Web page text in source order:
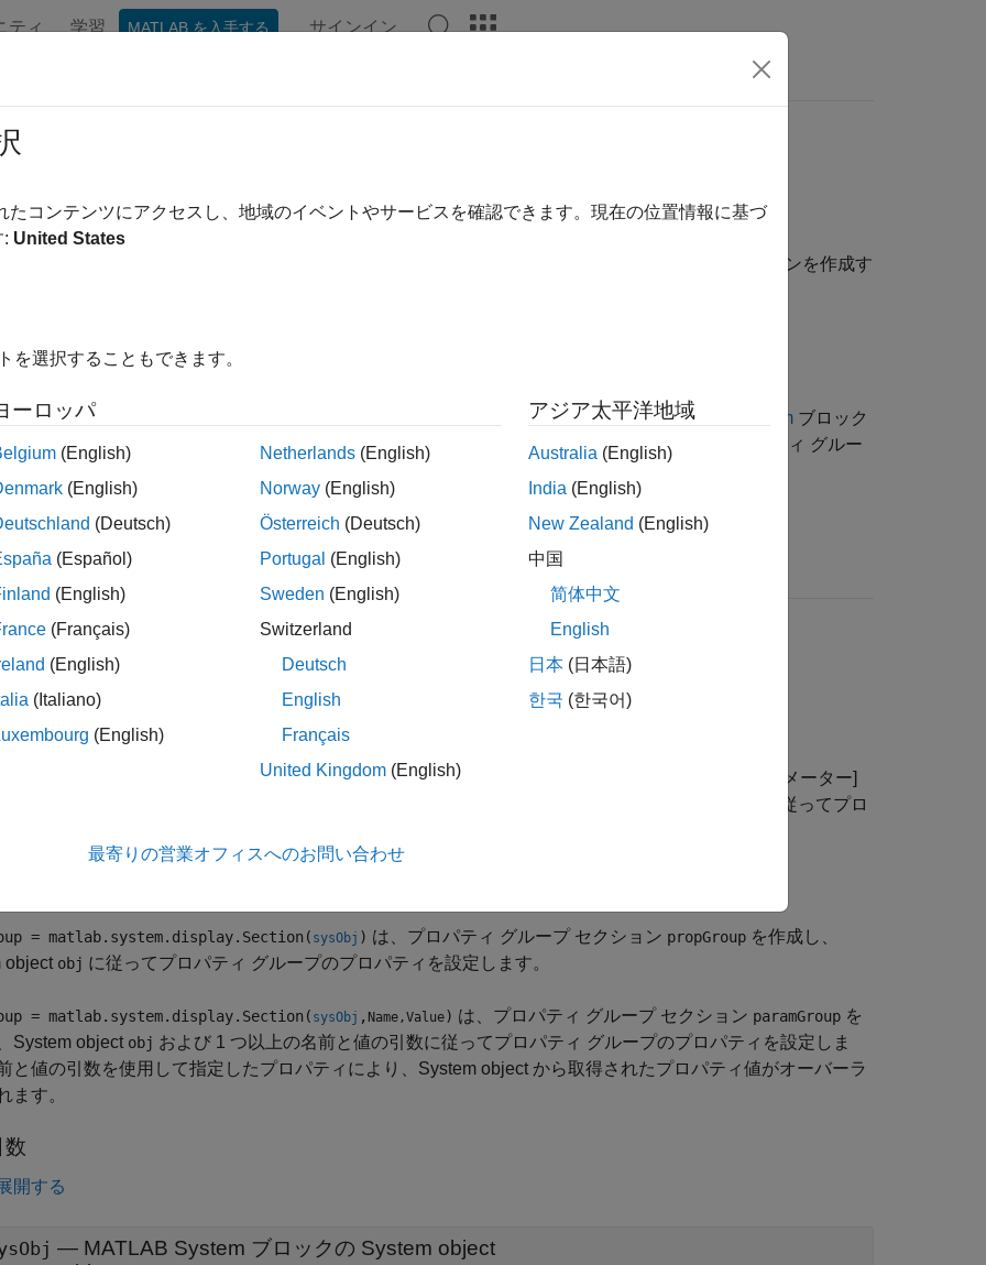
ティ 学習 MATLAB を入手する サインイン
クラス
:matlab.system.display
System ブロックの [ブロック パラメーター] ダイアログ ボックスでプロパティ グループ セクションを作成す
クラスを使用して、MATLAB System ブロック
ック パラメーター] ダイアログ ボックスにプロパティ グループ セクションを追加します。プロパティ グルー
属性
true
性の詳細については、 クラスの属性を参照してください。
= matlab.system.display.Section( Name,Value )は、MATLAB System
ブロックの [ブロック パラメーター]
を作成し、1 つ以上の名前と値の引数に従ってプロ
= matlab.system.display.Section( sysObj ) は、プロパティ グループ セクション propGroup を作成し、
object obj に従ってプロパティ グループのプロパティを設定します。
= matlab.system.display.Section( sysObj , Name,Value) は、プロパティ グループ セクション paramGroup を
System object obj および 1 つ以上の名前と値の引数に従ってプロパティ グループのプロパティを設定しま
と値の引数を使用して指定したプロパティにより、System object から取得されたプロパティ値がオーバーラ
ます。
数
開する
— MATLAB System ブロックの System object
たコンテンツにアクセスし、地域のイベントやサービスを確認できます。現在の位置情報に基づ
: United States
を選択することもできます。
ーロッパ
(English)
(English)
(Deutsch)
(Español)
(English)
(Français)
(English)
(Italiano)
(English)
Netherlands (English)
Norway (English)
Österreich (Deutsch)
Portugal (English)
Sweden (English)
Switzerland
Deutsch
English
Français
United Kingdom (English)
アジア太平洋地域
Australia (English)
India (English)
New Zealand (English)
中国
简体中文
English
日本 (日本語)
한국 (한국어)
最寄りの営業オフィスへのお問い合わせ